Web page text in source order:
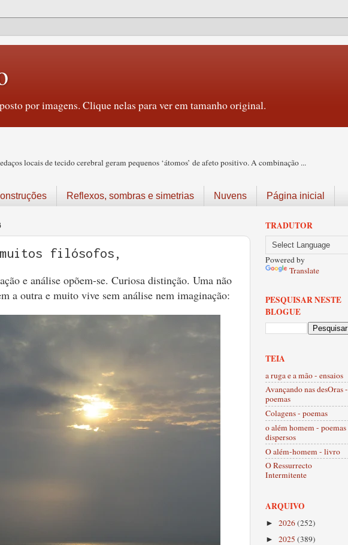
por imagens. Clique nelas para ver em tamanho original.
locais de tecido cerebral geram pequenos ‘átomos’ de afeto positivo. A combinação ...
Reflexos, sombras e simetrias Nuvens Página inicial
filósofos,
e análise opõem-se. Curiosa distinção. Uma não
a outra e muito vive sem análise nem imaginação:
TRADUTOR
Powered by
Translate
PESQUISAR NESTE
BLOGUE
TEIA
a ruga e a mão - ensaios
Avançando nas desOras -
poemas
Colagens - poemas
o além homem - poemas
dispersos
O além-homem - livro
O Ressurrecto
Intermitente
ARQUIVO
► 2026(252)
► 2025 (389)